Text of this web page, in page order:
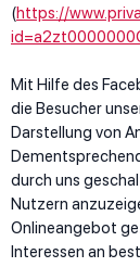
(https://
Mit Hilfe des
die Besucher
Darstellung von
durch uns
Nutzern
Onlineangebot
Interessen an